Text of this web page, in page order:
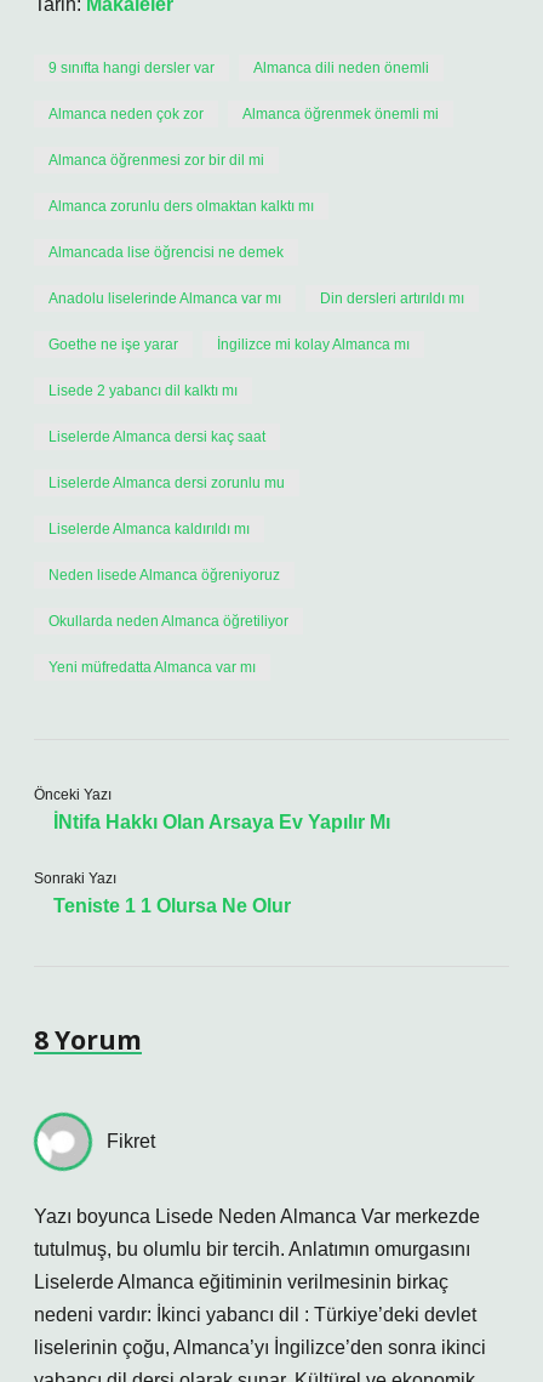
Tarih: Makaleler
9 sınıfta hangi dersler var Almanca dili neden önemli
Almanca neden çok zor Almanca öğrenmek önemli mi
Almanca öğrenmesi zor bir dil mi
Almanca zorunlu ders olmaktan kalktı mı
Almancada lise öğrencisi ne demek
Anadolu liselerinde Almanca var mı Din dersleri artırıldı mı
Goethe ne işe yarar İngilizce mi kolay Almanca mı
Lisede 2 yabancı dil kalktı mı
Liselerde Almanca dersi kaç saat
Liselerde Almanca dersi zorunlu mu
Liselerde Almanca kaldırıldı mı
Neden lisede Almanca öğreniyoruz
Okullarda neden Almanca öğretiliyor
Yeni müfredatta Almanca var mı
Önceki Yazı
İNtifa Hakkı Olan Arsaya Ev Yapılır Mı
Sonraki Yazı
Teniste 1 1 Olursa Ne Olur
8 Yorum
Fikret
Yazı boyunca Lisede Neden Almanca Var merkezde
tutulmuş, bu olumlu bir tercih. Anlatımın omurgasını
Liselerde Almanca eğitiminin verilmesinin birkaç
nedeni vardır: İkinci yabancı dil : Türkiye’deki devlet
liselerinin çoğu, Almanca’yı İngilizce’den sonra ikinci